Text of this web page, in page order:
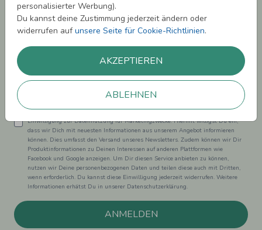
personalisierter Werbung).
Du kannst deine Zustimmung jederzeit ändern oder
widerrufen aufunsere Seite für Cookie-Richtlinien.
AKZEPTIEREN
ABLEHNEN
Newsletter abonnieren und 5,00 € Rabatt**
sichern!
Laufenden.
Einwilligung zur Datennutzung für Marketingzwecke: Hiermit willigst Du ein,
dass wir Dich mit neuesten Informationen aus unserem Angebot informieren
können. Dies umfasst den Versand unseres Newsletters. Zudem können wir Dir
Produktinformationen zu Deinen Interessen auf anderen Plattformen wie
Facebook und Google anzeigen. Um Dir diesen Service anbieten zu können,
nutzen wir Deine personenbezogenen Daten und teilen diese auch mit Dritten,
wenn erforderlich. Du kannst diese Einwilligung jederzeit widerrufen. Weitere
Informationen erhätst Du in unserer Datenschutzerklärung.
ANMELDEN